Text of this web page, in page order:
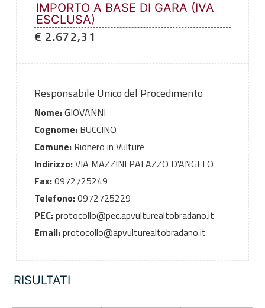
IMPORTO A BASE DI GARA (IVA
ESCLUSA)
€ 2.672,31
Responsabile Unico del Procedimento
Nome:GIOVANNI
Cognome:BUCCINO
Comune:Rionero in Vulture
Indirizzo:VIA MAZZINI PALAZZO D'ANGELO
Fax:0972725249
Telefono:0972725229
PEC:protocollo@pec.apvulturealtobradano.it
Email:protocollo@apvulturealtobradano.it
RISULTATI